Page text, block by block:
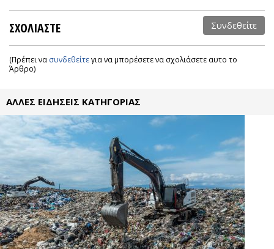
ΣΧΟΛΙΑΣΤΕ Συνδεθείτε
(Πρέπει να συνδεθείτεγια να μπορέσετε να σχολιάσετε αυτο το
Άρθρο)
ΑΛΛΕΣ ΕΙΔΗΣΕΙΣ ΚΑΤΗΓΟΡΙΑΣ